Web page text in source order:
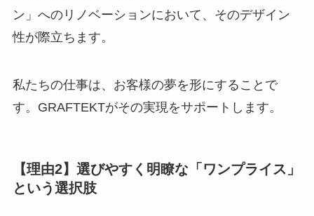
ン」へのリノベーションにおいて、そのデザイン
性が際立ちます。
私たちの仕事は、お客様の夢を形にすることで
す。GRAFTEKTがその実現をサポートします。
【理由2】選びやすく明瞭な「ワンプライス」
という選択肢